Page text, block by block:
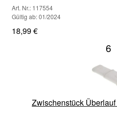
Art. Nr.: 117554
Gültig ab: 01/2024
18,99 €
6
Zwischenstück